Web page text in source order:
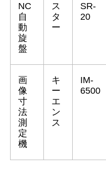
NC
自
動
旋
盤
ス
タ
ー
SR-
20
画
像
寸
法
測
定
機
キ
ー
エ
ン
ス
IM-
6500